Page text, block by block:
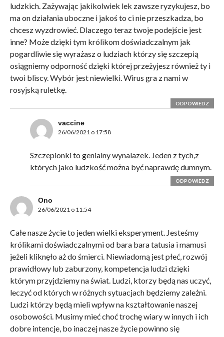
ludzkich. Zażywając jakikolwiek lek zawsze ryzykujesz, bo
ma on działania uboczne i jakoś to ci nie przeszkadza, bo
chcesz wyzdrowieć. Dlaczego teraz twoje podejście jest
inne? Może dzięki tym królikom doświadczalnym jak
pogardliwie się wyrażasz o ludziach którzy się szczepią
osiągniemy odporność dzięki której przeżyjesz również ty i
twoi bliscy. Wybór jest niewielki. Wirus gra z nami w
rosyjską ruletkę.
ODPOWIEDZ
vaccine
26/06/2021 o 17:58
Szczepionki to genialny wynalazek. Jeden z tych,z
których jako ludzkość można być naprawdę dumnym.
ODPOWIEDZ
Ono
26/06/2021 o 11:54
Całe nasze życie to jeden wielki eksperyment. Jesteśmy
królikami doświadczalnymi od bara bara tatusia i mamusi
jeżeli kliknęło aż do śmierci. Niewiadomą jest płeć, rozwój
prawidłowy lub zaburzony, kompetencja ludzi dzięki
którym przyjdziemy na świat. Ludzi, ktorzy będą nas uczyć,
leczyć od których w różnych sytuacjach będziemy zależni.
Ludzi którzy będą mieli wpływ na kształtowanie naszej
osobowości. Musimy mieć choć trochę wiary w innych i ich
dobre intencje, bo inaczej nasze życie powinno się